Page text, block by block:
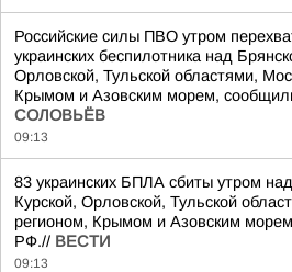
Российские силы ПВО утром
украинских беспилотника над
Орловской, Тульской областями,
Крымом и Азовским морем,
СОЛОВЬЁВ
09:13
83 украинских БПЛА сбиты утром
Курской, Орловской, Тульской
регионом, Крымом и Азовским
РФ.// ВЕСТИ
09:13